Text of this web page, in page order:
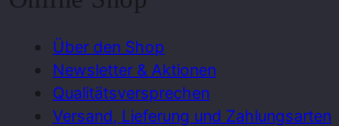
Über den Shop
Newsletter & Aktionen
Qualitätsversprechen
Versand, Lieferung und Zahlungsarten